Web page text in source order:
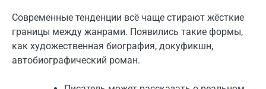
Современные тенденции всё чаще стирают жёсткие
границы между жанрами. Появились такие формы,
как художественная биография, докуфикшн,
автобиографический роман.